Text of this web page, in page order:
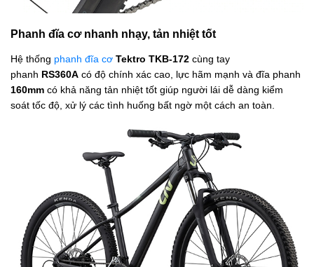
Phanh đĩa cơ nhanh nhạy, tản nhiệt tốt
Hệ thống phanh đĩa cơ Tektro TKB-172 cùng tay
phanh RS360A có độ chính xác cao, lực hãm mạnh và đĩa phanh
160mm có khả năng tản nhiệt tốt giúp người lái dễ dàng kiểm
soát tốc độ, xử lý các tình huống bất ngờ một cách an toàn.